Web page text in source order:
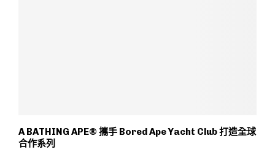
A BATHING APE® 攜手 Bored Ape Yacht Club 打造全球
合作系列